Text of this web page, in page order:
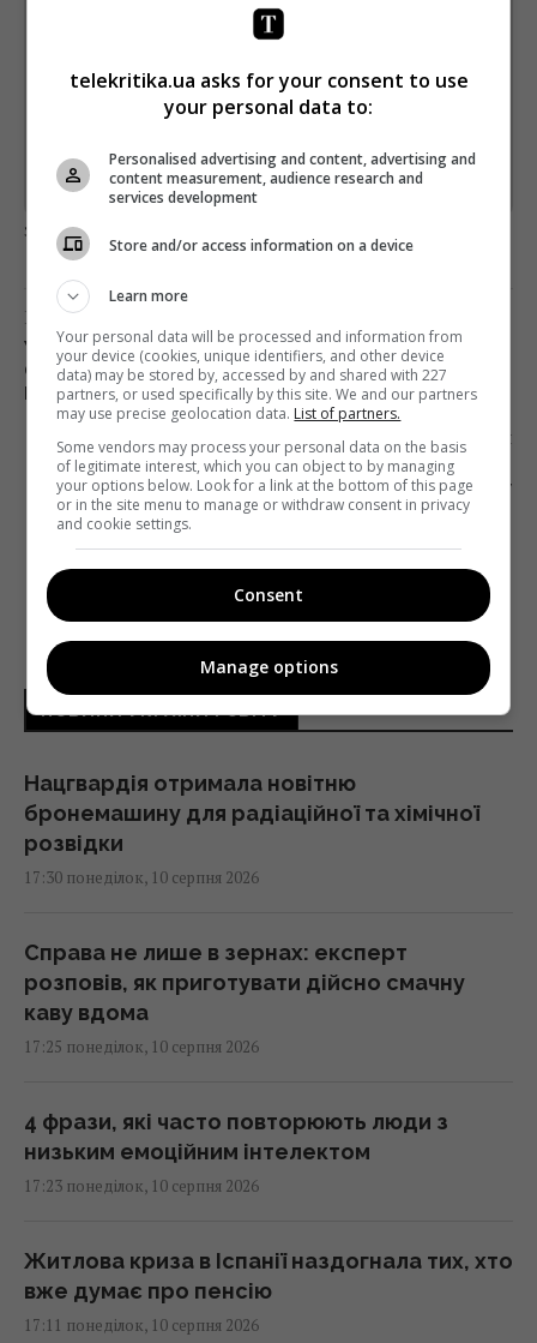
Щотижневий лист з найцікавішим.
!
Підпишіться ще раз, якщо не отримуєте від нас листи
Предоставлено SendPulse
загрузка...
Попередня стаття
УЧАСНИК «ГОЛОСУ КРАЇНИ» У РЯСІ
СВЯЩЕННОСЛУЖИТЕЛЯ ВИКЛИКАВ У СЕРГІЯ
БАБКІНА ЗАПАМОРОЧЕННЯ
Наступна стаття
«МОЖЕ, ЦЕ ВАМ НЕМАЄ МІСЦЯ В УКРАЇНІ?»:
П’ЯНИЙ ЗЕЛЕНСЬКИЙ ВІДПОВІВ ЛЯШКУ
НА ЗВИНУВАЧЕННЯ В БІК «КВАРТАЛУ 95»
НОВИНИ УКРАЇНИ І СВІТУ
Нацгвардія отримала новітню
бронемашину для радіаційної та хімічної
розвідки
17:30 понеділок, 10 серпня 2026
Справа не лише в зернах: експерт
розповів, як приготувати дійсно смачну
каву вдома
17:25 понеділок, 10 серпня 2026
4 фрази, які часто повторюють люди з
низьким емоційним інтелектом
17:23 понеділок, 10 серпня 2026
Житлова криза в Іспанії наздогнала тих, хто
вже думає про пенсію
17:11 понеділок, 10 серпня 2026
telekritika.ua asks for your consent to use
your personal data to:
Personalised advertising and content, advertising and
content measurement, audience research and
services development
Store and/or access information on a device
Learn more
Your personal data will be processed and information from
your device (cookies, unique identifiers, and other device
data) may be stored by, accessed by and shared with 227
partners, or used specifically by this site. We and our partners
may use precise geolocation data. List of partners.
Some vendors may process your personal data on the basis
of legitimate interest, which you can object to by managing
your options below. Look for a link at the bottom of this page
or in the site menu to manage or withdraw consent in privacy
and cookie settings.
Consent
Manage options